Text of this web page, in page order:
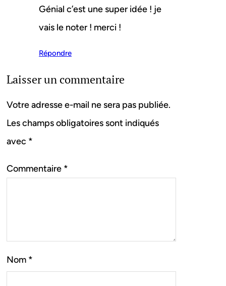
Génial c’est une super idée ! je
vais le noter ! merci !
Répondre
Laisser un commentaire
Votre adresse e-mail ne sera pas publiée.
Les champs obligatoires sont indiqués
avec *
Commentaire *
Nom *